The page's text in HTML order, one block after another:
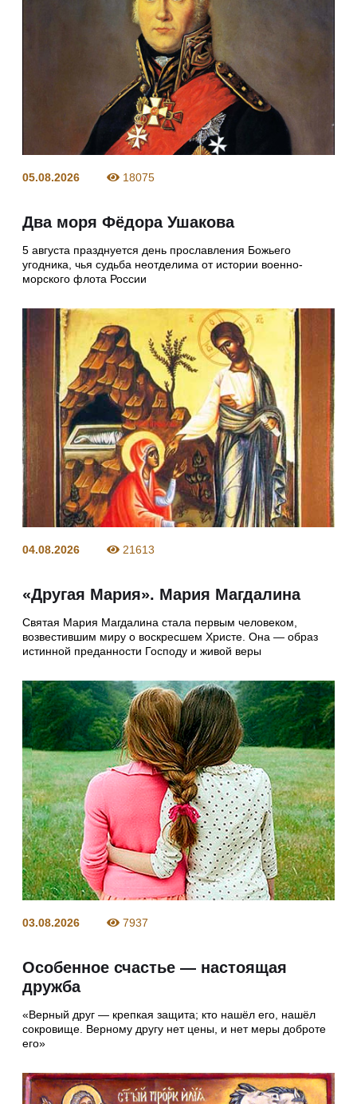
05.08.2026 18075
Два моря Фёдора Ушакова
5 августа празднуется день прославления Божьего
угодника, чья судьба неотделима от истории военно-
морского флота России
04.08.2026 21613
«Другая Мария». Мария Магдалина
Святая Мария Магдалина стала первым человеком,
возвестившим миру о воскресшем Христе. Она — образ
истинной преданности Господу и живой веры
03.08.2026 7937
Особенное счастье — настоящая
дружба
«Верный друг — крепкая защита; кто нашёл его, нашёл
сокровище. Верному другу нет цены, и нет меры доброте
его»